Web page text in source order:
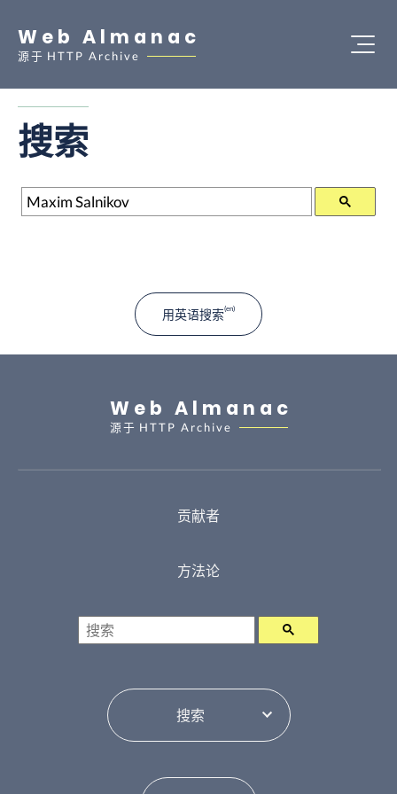
Web Almanac
源于 HTTP Archive
搜索
搜索
用英语搜索
Web Almanac
源于 HTTP Archive
贡献者
方法论
搜索
目录切换